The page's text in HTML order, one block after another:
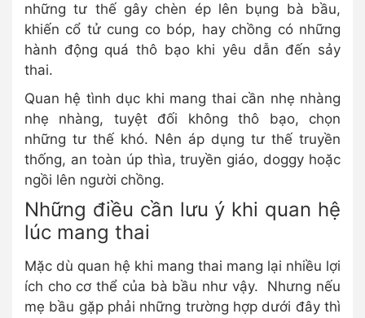
những tư thế gây chèn ép lên bụng bà bầu,
khiến cổ tử cung co bóp, hay chồng có những
hành động quá thô bạo khi yêu dẫn đến sảy
thai.
Quan hệ tình dục khi mang thai cần nhẹ nhàng
nhẹ nhàng, tuyệt đối không thô bạo, chọn
những tư thế khó. Nên áp dụng tư thế truyền
thống, an toàn úp thìa, truyền giáo, doggy hoặc
ngồi lên người chồng.
Những điều cần lưu ý khi quan hệ
lúc mang thai
Mặc dù quan hệ khi mang thai mang lại nhiều lợi
ích cho cơ thể của bà bầu như vậy. Nhưng nếu
mẹ bầu gặp phải những trường hợp dưới đây thì